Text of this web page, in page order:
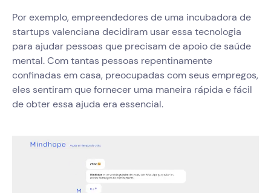
Por exemplo, empreendedores de uma incubadora de
startups valenciana decidiram usar essa tecnologia
para ajudar pessoas que precisam de apoio de saúde
mental. Com tantas pessoas repentinamente
confinadas em casa, preocupadas com seus empregos,
eles sentiram que fornecer uma maneira rápida e fácil
de obter essa ajuda era essencial.